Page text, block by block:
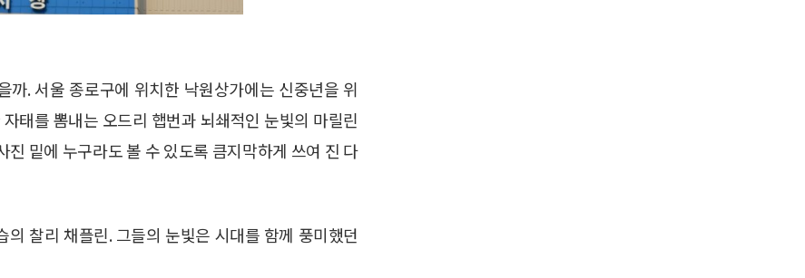
. 서울 종로구에 위치한 낙원상가에는 신중년을 위
태를 뽐내는 오드리 햅번과 뇌쇄적인 눈빛의 마릴린
밑에 누구라도 볼 수 있도록 큼지막하게 쓰여 진 다
찰리 채플린. 그들의 눈빛은 시대를 함께 풍미했던